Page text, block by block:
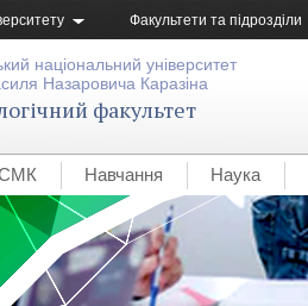
Факультети та підрозділи
національний університет
Назаровича Каразіна
факультет
Навчання Наука